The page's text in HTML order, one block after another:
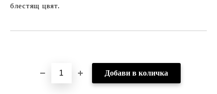
блестящ цвят.